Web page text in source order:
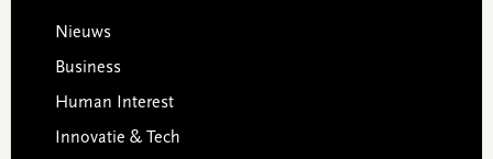
Footer
Nieuws
Business
Human Interest
Innovatie & Tech